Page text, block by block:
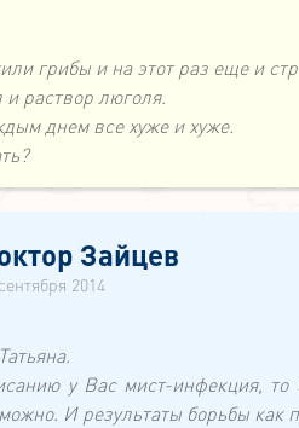
грибы и на этот раз еще и
раствор люголя.
днем все хуже и хуже.
Зайцев
2014
у Вас мист-инфекция, то
И результаты борьбы как